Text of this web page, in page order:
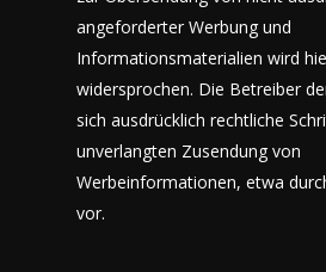
angeforderter Werbung und
Informationsmaterialien wird
widersprochen. Die Betreiber
sich ausdrücklich rechtliche
unverlangten Zusendung von
Werbeinformationen, etwa
vor.